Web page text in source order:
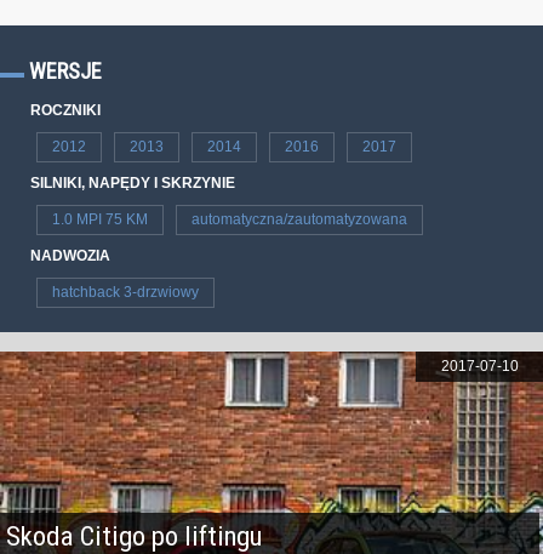
WERSJE
ROCZNIKI
2012 2013 2014 2016 2017
SILNIKI, NAPĘDY I SKRZYNIE
1.0 MPI 75 KM automatyczna/zautomatyzowana
NADWOZIA
hatchback 3-drzwiowy
Skoda Citigo po liftingu
2017-07-10